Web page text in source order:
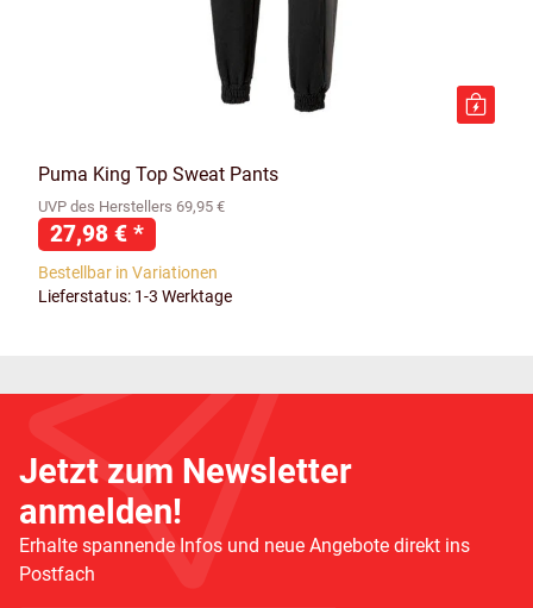
Puma King Top Sweat Pants
UVP des Herstellers 69,95 €
27,98 € *
Bestellbar in Variationen
Lieferstatus: 1-3 Werktage
Jetzt zum Newsletter
anmelden!
Erhalte spannende Infos und neue Angebote direkt ins
Postfach